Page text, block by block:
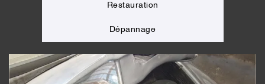
Restauration
Dépannage